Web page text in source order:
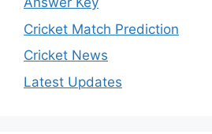
Cricket Match Prediction
Cricket News
Latest Updates